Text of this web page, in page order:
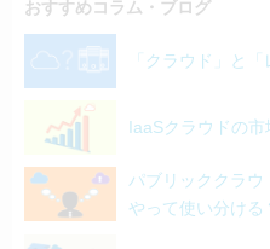
おすすめコラム・ブログ
「クラウド」と
IaaSクラウドの
パブリッククラウ
やって使い分ける